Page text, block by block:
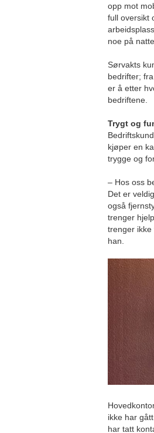
opp mot
full oversikt
noe på
Sørvakts
bedrifter;
er å etter
bedriftene.
Trygt og
kjøper en
trygge og
– Hos oss
Det er
også
trenger
trenger
han.
ikke har
har tatt